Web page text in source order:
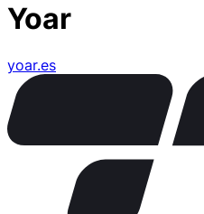
Yoar
yoar.es